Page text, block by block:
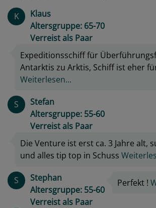
K
Klaus
Altersgruppe: 65-70
Verreist als Paar
Expeditionsschiff für
Antarktis zu Arktis, Schiff ist eher
Weiterlesen...
S
Stefan
Altersgruppe: 55-60
Verreist als Paar
Die Venture ist erst ca. 3 Jahre alt,
und alles tip top in Schuss
S
Stephan
Altersgruppe: 55-60
Verreist als Paar
Perfekt !